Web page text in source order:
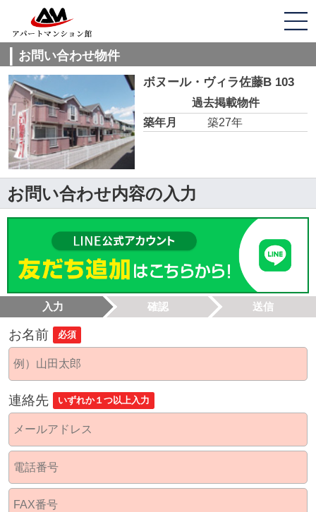
お問い合わせ物件
ボヌール・ヴィラ佐藤B 103
過去掲載物件
築年月
築27年
お問い合わせ内容の入力
入力 確認 送信
お名前 必須
連絡先 いずれか１つ以上入力